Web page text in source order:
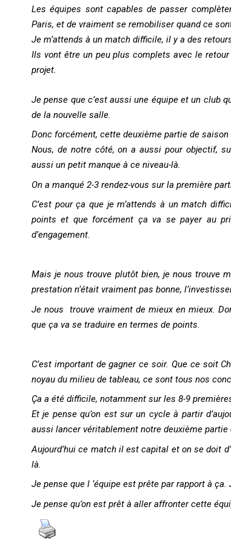
Les équipes sont capables de passer
Paris, et de vraiment se remobiliser quand ce
Je m’attends à un match difficile, il y a des
Ils vont être un peu plus complets avec le
projet.
Je pense que c’est aussi une équipe et un club
de la nouvelle salle.
Donc forcément, cette deuxième partie de
Nous, de notre côté, on a aussi pour objectif,
aussi un petit manque à ce niveau-là.
On a manqué 2-3 rendez-vous sur la première
C’est pour ça que je m’attends à un match
points et que forcément ça va se payer au
d’engagement.
Mais je nous trouve plutôt bien, je nous trouve
prestation n’était vraiment pas bonne,
Je nous trouve vraiment de mieux en mieux.
que ça va se traduire en termes de points.
C’est important de gagner ce soir. Que ce soit
noyau du milieu de tableau, ce sont tous nos
Ça a été difficile, notamment sur les 8-9
Et je pense qu’on est sur un cycle à partir
aussi lancer véritablement notre deuxième partie
Aujourd’hui ce match il est capital et on se doit
là.
Je pense que l ‘équipe est prête par rapport à
Je pense qu’on est prêt à aller affronter cette